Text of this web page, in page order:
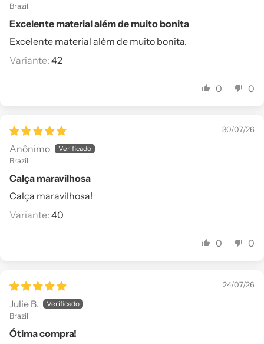
Brazil
Excelente material além de muito bonita
Excelente material além de muito bonita.
42
0 0
30/07/26
Anônimo
Brazil
Calça maravilhosa
Calça maravilhosa!
40
0 0
24/07/26
Julie B.
Brazil
Ótima compra!